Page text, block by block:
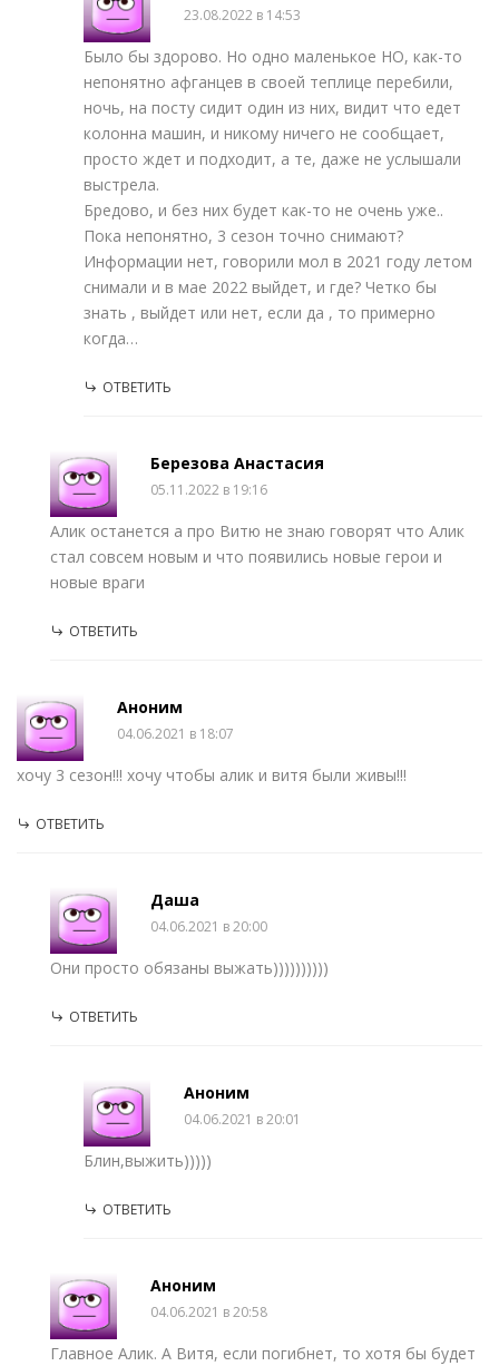
23.08.2022 в 14:53
Было бы здорово. Но одно маленькое НО, как-то
непонятно афганцев в своей теплице перебили,
ночь, на посту сидит один из них, видит что едет
колонна машин, и никому ничего не сообщает,
просто ждет и подходит, а те, даже не услышали
выстрела.
Бредово, и без них будет как-то не очень уже..
Пока непонятно, 3 сезон точно снимают?
Информации нет, говорили мол в 2021 году летом
снимали и в мае 2022 выйдет, и где? Четко бы
знать , выйдет или нет, если да , то примерно
когда…
ОТВЕТИТЬ
Березова Анастасия
05.11.2022 в 19:16
Алик останется а про Витю не знаю говорят что Алик
стал совсем новым и что появились новые герои и
новые враги
ОТВЕТИТЬ
Аноним
04.06.2021 в 18:07
хочу 3 сезон!!! хочу чтобы алик и витя были живы!!!
ОТВЕТИТЬ
Даша
04.06.2021 в 20:00
Они просто обязаны выжать))))))))))
ОТВЕТИТЬ
Аноним
04.06.2021 в 20:01
Блин,выжить)))))
ОТВЕТИТЬ
Аноним
04.06.2021 в 20:58
Главное Алик. А Витя, если погибнет, то хотя бы будет